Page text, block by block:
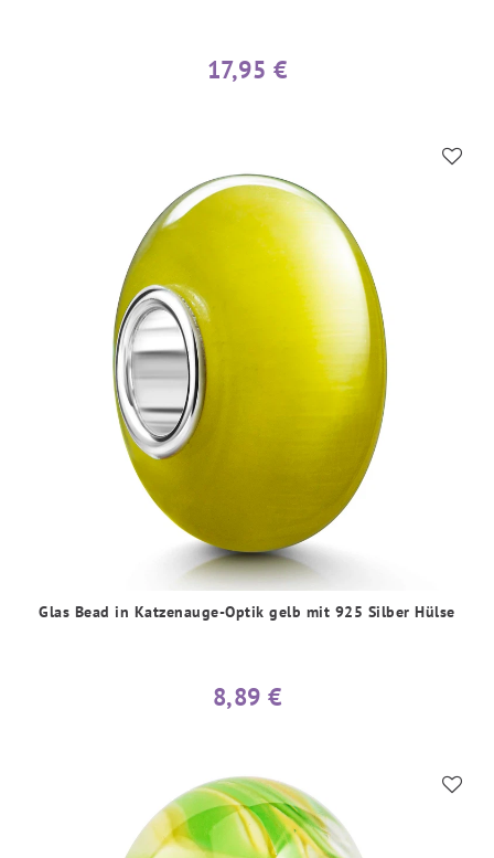
17,95 €
Glas Bead in Katzenauge-Optik gelb mit 925 Silber Hülse
8,89 €